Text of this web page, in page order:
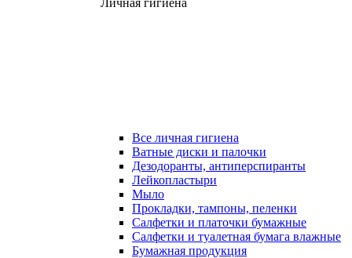
Личная гигиена
Все личная гигиена
Ватные диски и палочки
Дезодоранты, антиперспиранты
Лейкопластыри
Мыло
Прокладки, тампоны, пеленки
Салфетки и платочки бумажные
Салфетки и туалетная бумага влажные
Бумажная продукция